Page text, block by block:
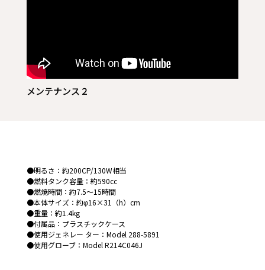
メンテナンス２
●明るさ：約200CP/130W相当
●燃料タンク容量：約590cc
●燃焼時間：約7.5～15時間
●本体サイズ：約φ16×31（h）cm
●重量：約1.4kg
●付属品：プラスチックケース
●使用ジェネレー ター：Model 288-5891
●使用グローブ：Model R214C046J